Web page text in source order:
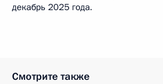
декабрь 2025 года.
Смотрите также